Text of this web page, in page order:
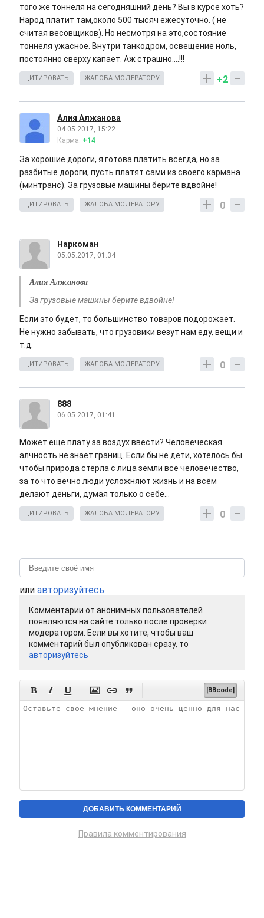
того же тоннеля на сегодняшний день? Вы в курсе хоть?
Народ платит там,около 500 тысяч ежесуточно. ( не
считая весовщиков). Но несмотря на это,состояние
тоннеля ужасное. Внутри танкодром, освещение ноль,
постоянно сверху капает. Аж страшно....!!!
+2
ЦИТИРОВАТЬ ЖАЛОБА МОДЕРАТОРУ
Алия Алжанова
04.05.2017, 15:22
Карма: +14
За хорошие дороги, я готова платить всегда, но за
разбитые дороги, пусть платят сами из своего кармана
(минтранс). За грузовые машины берите вдвойне!
0
ЦИТИРОВАТЬ ЖАЛОБА МОДЕРАТОРУ
Наркоман
05.05.2017, 01:34
Алия Алжанова
За грузовые машины берите вдвойне!
Если это будет, то большинство товаров подорожает.
Не нужно забывать, что грузовики везут нам еду, вещи и
т.д.
0
ЦИТИРОВАТЬ ЖАЛОБА МОДЕРАТОРУ
888
06.05.2017, 01:41
Может еще плату за воздух ввести? Человеческая
алчность не знает границ. Если бы не дети, хотелось бы
чтобы природа стёрла с лица земли всё человечество,
за то что вечно люди усложняют жизнь и на всём
делают деньги, думая только о себе...
0
ЦИТИРОВАТЬ ЖАЛОБА МОДЕРАТОРУ
или авторизуйтесь
Комментарии от анонимных пользователей
появляются на сайте только после проверки
модератором. Если вы хотите, чтобы ваш
комментарий был опубликован сразу, то
авторизуйтесь
      [BBcode]
Правила комментирования